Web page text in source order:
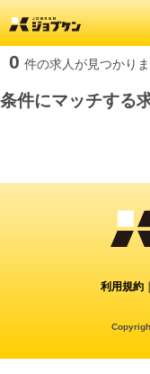
0 件の求人が見つかりま
条件にマッチする
利用規約